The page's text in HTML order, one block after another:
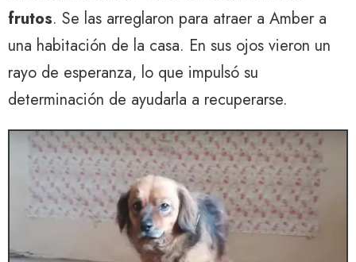
frutos. Se las arreglaron para atraer a Amber a
una habitación de la casa. En sus ojos vieron un
rayo de esperanza, lo que impulsó su
determinación de ayudarla a recuperarse.